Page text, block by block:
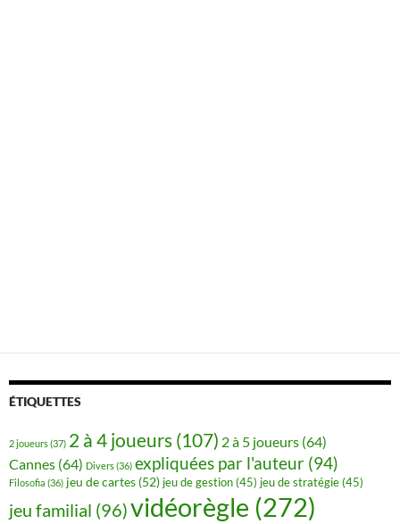
ÉTIQUETTES
2 joueurs(37) 2 à 4 joueurs (107) 2 à 5 joueurs (64)
Cannes (64) Divers(36) expliquées par l'auteur (94)
Filosofia (36) jeu de cartes (52) jeu de gestion (45) jeu de stratégie (45)
jeu familial (96)vidéorègle (272)